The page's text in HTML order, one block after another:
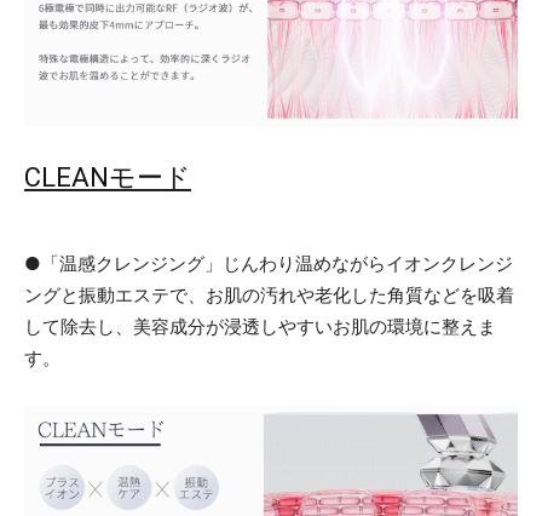
CLEANモード
●「温感クレンジング」じんわり温めながらイオンクレンジ
ングと振動エステで、お肌の汚れや老化した角質などを吸着
して除去し、美容成分が浸透しやすいお肌の環境に整えま
す。